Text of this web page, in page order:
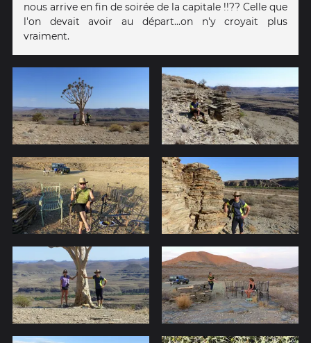
nous arrive en fin de soirée de la capitale !!?? Celle que
l'on devait avoir au départ...on n'y croyait plus
vraiment.